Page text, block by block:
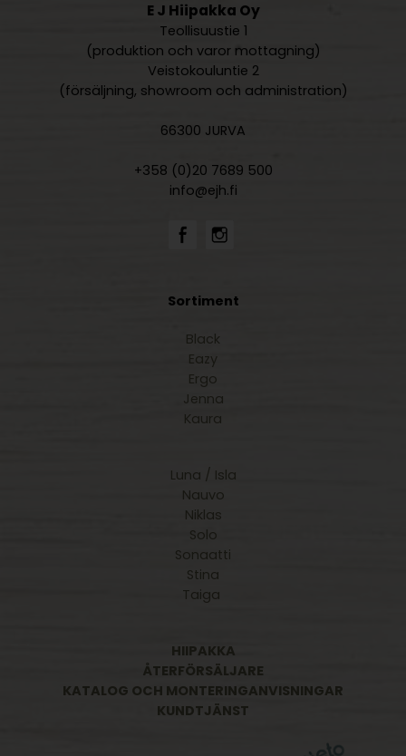
E J Hiipakka Oy
Teollisuustie 1
(produktion och varor mottagning)
Veistokouluntie 2
(försäljning, showroom och administration)
66300 JURVA
+358 (0)20 7689 500
info@ejh.fi
Sortiment
Black
Eazy
Ergo
Jenna
Kaura
Luna / Isla
Nauvo
Niklas
Solo
Sonaatti
Stina
Taiga
HIIPAKKA
ÅTERFÖRSÄLJARE
KATALOG OCH MONTERINGANVISNINGAR
KUNDTJÄNST